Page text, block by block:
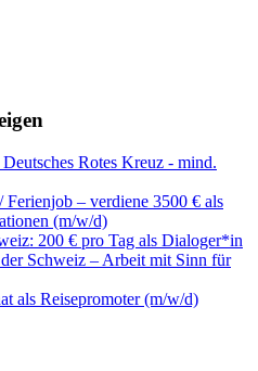
Rotes Kreuz - mind.
Ferienjob – verdiene 3500 € als
(m/w/d)
200 € pro Tag als Dialoger*in
Schweiz – Arbeit mit Sinn für
als Reisepromoter (m/w/d)